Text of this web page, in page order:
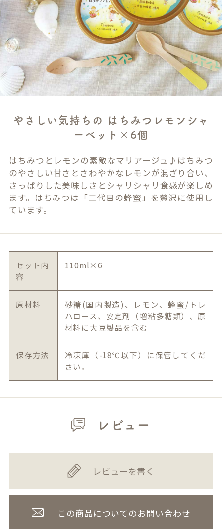
やさしい気持ちの はちみつレモンシャ
ーベット×6個
はちみつとレモンの素敵なマリアージュ♪はちみつ
のやさしい甘さとさわやかなレモンが混ざり合い、
さっぱりした美味しさとシャリシャリ食感が楽しめ
ます。はちみつは「二代目の蜂蜜」を贅沢に使用し
ています。
セット内
容
110ml×6
原材料
砂糖(国内製造)、レモン、蜂蜜/トレ
ハロース、安定剤（増粘多糖類）、原
材料に大豆製品を含む
保存方法
冷凍庫（-18℃以下）に保管してくだ
さい。
レビュー
レビューを書く
この商品についてのお問い合わせ